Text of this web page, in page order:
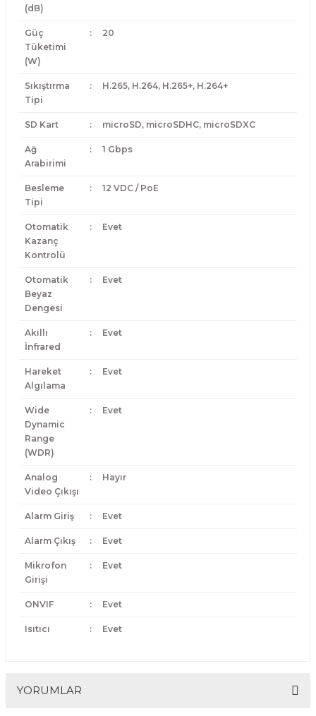
(dB)
Güç
Tüketimi
(W)
: 20
Sıkıştırma
Tipi
: H.265, H.264, H.265+, H.264+
SD Kart : microSD, microSDHC, microSDXC
Ağ
Arabirimi
: 1 Gbps
Besleme
Tipi
: 12 VDC / PoE
Otomatik
Kazanç
Kontrolü
: Evet
Otomatik
Beyaz
Dengesi
: Evet
Akıllı
İnfrared
: Evet
Hareket
Algılama
: Evet
Wide
Dynamic
Range
(WDR)
: Evet
Analog
Video Çıkışı
: Hayır
Alarm Giriş : Evet
Alarm Çıkış : Evet
Mikrofon
Girişi
: Evet
ONVIF : Evet
Isıtıcı : Evet
YORUMLAR